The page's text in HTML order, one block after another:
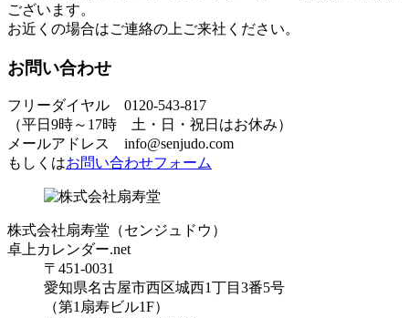
ございます。
お近くの場合はご連絡の上ご来社ください。
お問い合わせ
フリーダイヤル 0120-543-817
（平日9時～17時 土・日・祝日はお休み）
メールアドレス info@senjudo.com
もしくはお問い合わせフォーム
株式会社扇寿堂（センジュドウ）
卓上カレンダー.net
〒451-0031
愛知県名古屋市西区城西1丁目3番5号
（第1扇寿ビル1F）